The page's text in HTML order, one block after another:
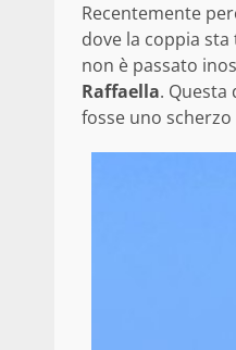
Recentemente
dove la coppia
non è passato
Raffaella. Questa
fosse uno